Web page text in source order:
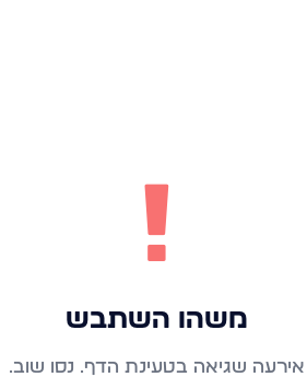
!
משהו השתבש
אירעה שגיאה בטעינת הדף. נסו שוב.